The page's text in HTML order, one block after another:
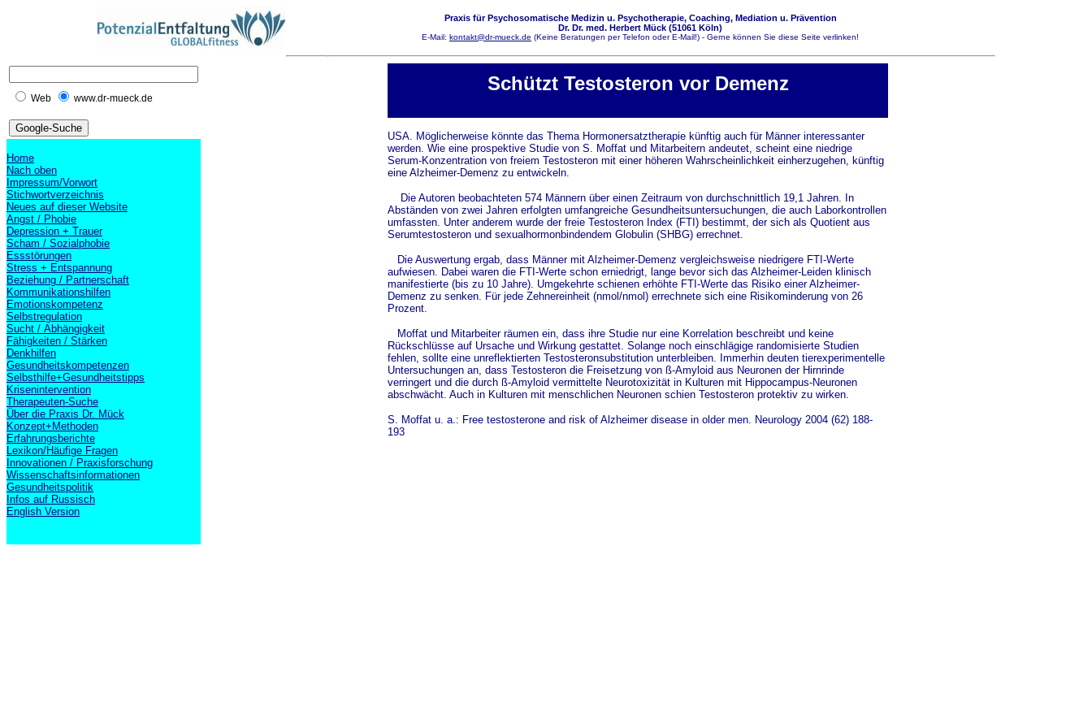
Praxis für Psychosomatische Medizin u. Psychotherapie, Coaching, Mediation u. Prävention
Dr. Dr. med. Herbert Mück (51061 Köln)
E-Mail: kontakt@dr-mueck.de (Keine Beratungen per Telefon oder E-Mail!) - Gerne können Sie diese Seite verlinken!
Web www.dr-mueck.de
Home
Nach oben
Impressum/Vorwort
Stichwortverzeichnis
Neues auf dieser Website
Angst / Phobie
Depression + Trauer
Scham / Sozialphobie
Essstörungen
Stress + Entspannung
Beziehung / Partnerschaft
Kommunikationshilfen
Emotionskompetenz
Selbstregulation
Sucht / Abhängigkeit
Fähigkeiten / Stärken
Denkhilfen
Gesundheitskompetenzen
Selbsthilfe+Gesundheitstipps
Krisenintervention
Therapeuten-Suche
Über die Praxis Dr. Mück
Konzept+Methoden
Erfahrungsberichte
Lexikon/Häufige Fragen
Innovationen / Praxisforschung
Wissenschaftsinformationen
Gesundheitspolitik
Infos auf Russisch
English Version
Schützt Testosteron vor Demenz
USA. Möglicherweise könnte das Thema Hormonersatztherapie künftig auch für Männer interessanter
werden. Wie eine prospektive Studie von S. Moffat und Mitarbeitern andeutet, scheint eine niedrige
Serum-Konzentration von freiem Testosteron mit einer höheren Wahrscheinlichkeit einherzugehen, künftig
eine Alzheimer-Demenz zu entwickeln.
Die Autoren beobachteten 574 Männern über einen Zeitraum von durchschnittlich 19,1 Jahren. In
Abständen von zwei Jahren erfolgten umfangreiche Gesundheitsuntersuchungen, die auch Laborkontrollen
umfassten. Unter anderem wurde der freie Testosteron Index (FTI) bestimmt, der sich als Quotient aus
Serumtestosteron und sexualhormonbindendem Globulin (SHBG) errechnet.
Die Auswertung ergab, dass Männer mit Alzheimer-Demenz vergleichsweise niedrigere FTI-Werte
aufwiesen. Dabei waren die FTI-Werte schon erniedrigt, lange bevor sich das Alzheimer-Leiden klinisch
manifestierte (bis zu 10 Jahre). Umgekehrte schienen erhöhte FTI-Werte das Risiko einer Alzheimer-
Demenz zu senken. Für jede Zehnereinheit (nmol/nmol) errechnete sich eine Risikominderung von 26
Prozent.
Moffat und Mitarbeiter räumen ein, dass ihre Studie nur eine Korrelation beschreibt und keine
Rückschlüsse auf Ursache und Wirkung gestattet. Solange noch einschlägige randomisierte Studien
fehlen, sollte eine unreflektierten Testosteronsubstitution unterbleiben. Immerhin deuten tierexperimentelle
Untersuchungen an, dass Testosteron die Freisetzung von ß-Amyloid aus Neuronen der Hirnrinde
verringert und die durch ß-Amyloid vermittelte Neurotoxizität in Kulturen mit Hippocampus-Neuronen
abschwächt. Auch in Kulturen mit menschlichen Neuronen schien Testosteron protektiv zu wirken.
S. Moffat u. a.: Free testosterone and risk of Alzheimer disease in older men. Neurology 2004 (62) 188-
193